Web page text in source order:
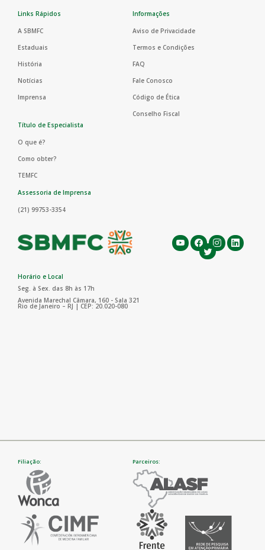
Links Rápidos
A SBMFC
Estaduais
História
Notícias
Imprensa
Informações
Aviso de Privacidade
Termos e Condições
FAQ
Fale Conosco
Código de Ética
Conselho Fiscal
Título de Especialista
O que é?
Como obter?
TEMFC
Assessoria de Imprensa
(21) 99753-3354
Horário e Local
Seg. à Sex. das 8h às 17h
Avenida Marechal Câmara, 160 - Sala 321
Rio de Janeiro – RJ | CEP: 20.020-080
Filiação: Parceiros: